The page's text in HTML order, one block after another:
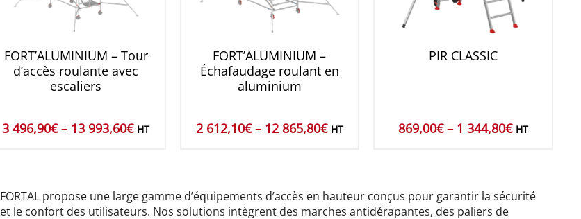
FORT’ALUMINIUM – Tour
d’accès roulante avec
escaliers
3 496,90€– 13 993,60€ HT
FORT’ALUMINIUM –
Échafaudage roulant en
aluminium
2 612,10€– 12 865,80€ HT
PIR CLASSIC
869,00€– 1 344,80€ HT
FORTAL propose une large gamme d’équipements d’accès en hauteur conçus pour garantir la sécurité
et le confort des utilisateurs. Nos solutions intègrent des marches antidérapantes, des paliers de